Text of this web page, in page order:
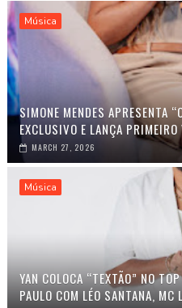
Música
SIMONE MENDES APRESENTA
EXCLUSIVO E LANÇA PRIMEIRO
MARCH 27, 2026
Música
YAN COLOCA “TEXTÃO” NO
PAULO COM LÉO SANTANA,